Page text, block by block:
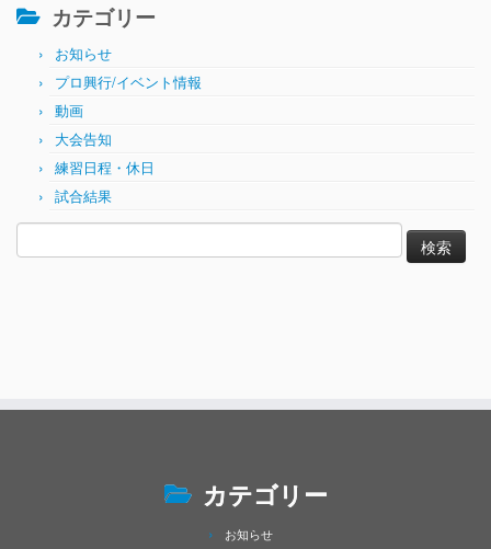
カテゴリー
お知らせ
プロ興行/イベント情報
動画
大会告知
練習日程・休日
試合結果
索:
カテゴリー
お知らせ